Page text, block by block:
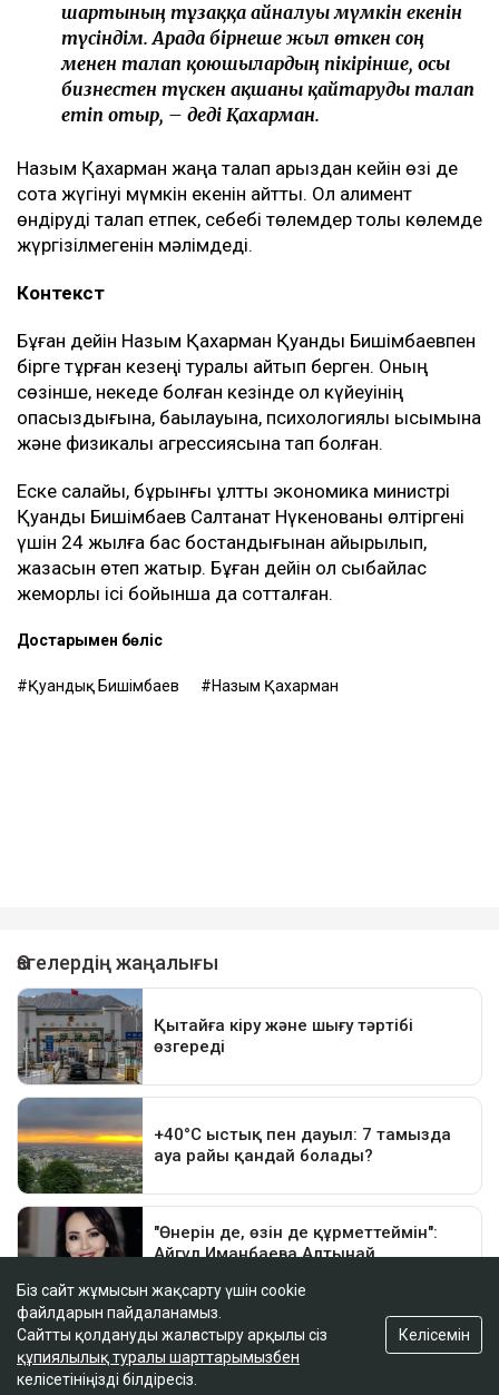
шартының тұзаққа айналуы мүмкін екенін
түсіндім. Арада бірнеше жыл өткен соң
менен талап қоюшылардың пікірінше, осы
бизнестен түскен ақшаны қайтаруды талап
етіп отыр, – деді Қахарман.
Назым Қахарман жаңа талап арыздан кейін өзі де
сотқа жүгінуі мүмкін екенін айтты. Ол алимент
өндіруді талап етпек, себебі төлемдер толық көлемде
жүргізілмегенін мәлімдеді.
Контекст
Бұған дейін Назым Қахарман Қуандық Бишімбаевпен
бірге тұрған кезеңі туралы айтып берген. Оның
сөзінше, некеде болған кезінде ол күйеуінің
опасыздығына, бақылауына, психологиялық қысымына
және физикалық агрессиясына тап болған.
Еске салайық, бұрынғы ұлттық экономика министрі
Қуандық Бишімбаев Салтанат Нүкенованы өлтіргені
үшін 24 жылға бас бостандығынан айырылып,
жазасын өтеп жатыр. Бұған дейін ол сыбайлас
жемқорлық ісі бойынша да сотталған.
Достарыңмен бөліс
Қуандық Бишімбаев Назым Қахарман
Біз сайт жұмысын жақсарту үшін cookie
файлдарын пайдаланамыз.
Сайтты қолдануды жалғастыру арқылы сіз
құпиялылық туралы шарттарымызбен
келісетініңізді білдіресіз.
Келісемін